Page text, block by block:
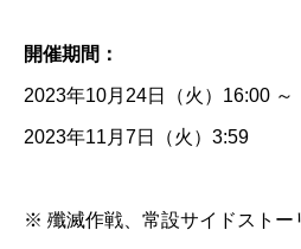
開催期間：
2023年10月24日（火）16:00 ～
2023年11月7日（火）3:59
※ 殲滅作戦、常設サイドストー